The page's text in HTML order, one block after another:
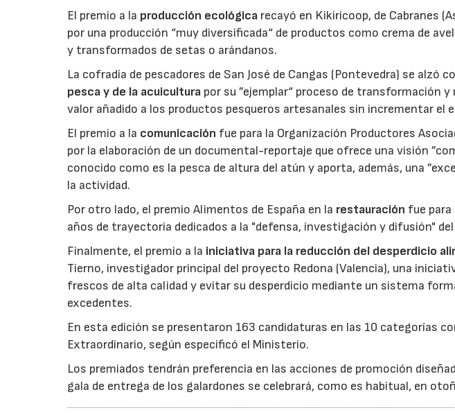
El premio a la producción ecológica recayó en Kikiricoop, de Cabranes
por una producción “muy diversificada“ de productos como crema de
y transformados de setas o arándanos.
La cofradía de pescadores de San José de Cangas (Pontevedra) se alzó
pesca y de la acuicultura por su ”ejemplar“ proceso de transformación
valor añadido a los productos pesqueros artesanales sin incrementar el
El premio a la comunicación fue para la Organización Productores
por la elaboración de un documental-reportaje que ofrece una visión
conocido como es la pesca de altura del atún y aporta, además, una
la actividad.
Por otro lado, el premio Alimentos de España en la restauración fue
años de trayectoria dedicados a la "defensa, investigación y difusión"
Finalmente, el premio a la iniciativa para la reducción del desperdicio
Tierno, investigador principal del proyecto Redona (Valencia), una
frescos de alta calidad y evitar su desperdicio mediante un sistema
excedentes.
En esta edición se presentaron 163 candidaturas en las 10 categorías
Extraordinario, según especificó el Ministerio.
Los premiados tendrán preferencia en las acciones de promoción
gala de entrega de los galardones se celebrará, como es habitual, en